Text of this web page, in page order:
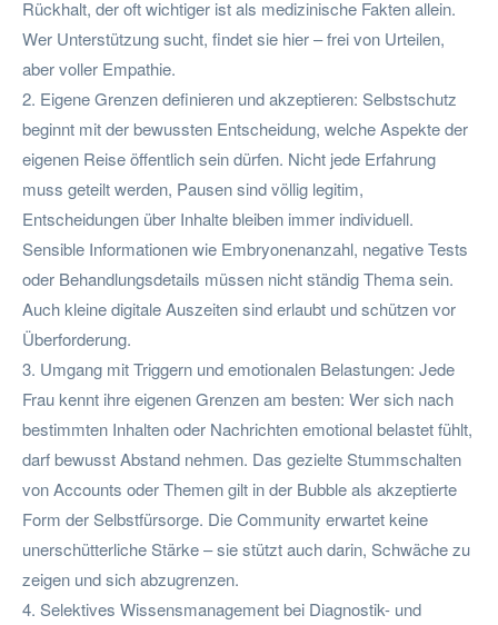
Rückhalt, der oft wichtiger ist als medizinische Fakten allein.
Wer Unterstützung sucht, findet sie hier – frei von Urteilen,
aber voller Empathie.
2. Eigene Grenzen definieren und akzeptieren: Selbstschutz
beginnt mit der bewussten Entscheidung, welche Aspekte der
eigenen Reise öffentlich sein dürfen. Nicht jede Erfahrung
muss geteilt werden, Pausen sind völlig legitim,
Entscheidungen über Inhalte bleiben immer individuell.
Sensible Informationen wie Embryonenanzahl, negative Tests
oder Behandlungsdetails müssen nicht ständig Thema sein.
Auch kleine digitale Auszeiten sind erlaubt und schützen vor
Überforderung.
3. Umgang mit Triggern und emotionalen Belastungen: Jede
Frau kennt ihre eigenen Grenzen am besten: Wer sich nach
bestimmten Inhalten oder Nachrichten emotional belastet fühlt,
darf bewusst Abstand nehmen. Das gezielte Stummschalten
von Accounts oder Themen gilt in der Bubble als akzeptierte
Form der Selbstfürsorge. Die Community erwartet keine
unerschütterliche Stärke – sie stützt auch darin, Schwäche zu
zeigen und sich abzugrenzen.
4. Selektives Wissensmanagement bei Diagnostik- und